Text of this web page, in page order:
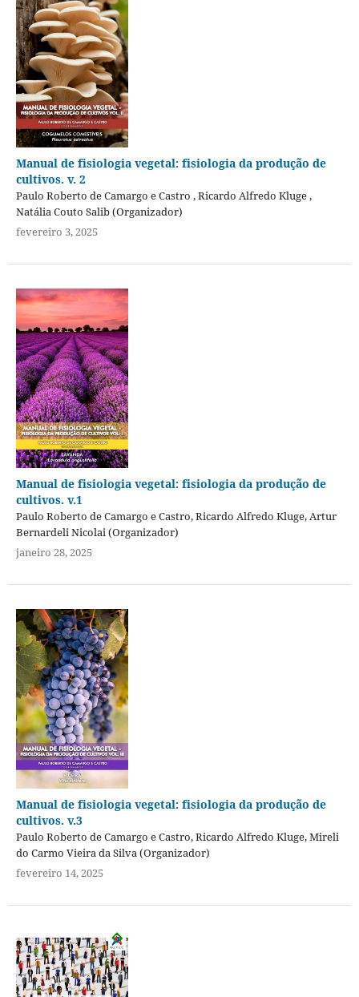
Manual de fisiologia vegetal: fisiologia da produção de
cultivos. v. 2
Paulo Roberto de Camargo e Castro , Ricardo Alfredo Kluge ,
Natália Couto Salib (Organizador)
fevereiro 3, 2025
Manual de fisiologia vegetal: fisiologia da produção de
cultivos. v.1
Paulo Roberto de Camargo e Castro, Ricardo Alfredo Kluge, Artur
Bernardeli Nicolai (Organizador)
janeiro 28, 2025
Manual de fisiologia vegetal: fisiologia da produção de
cultivos. v.3
Paulo Roberto de Camargo e Castro, Ricardo Alfredo Kluge, Mireli
do Carmo Vieira da Silva (Organizador)
fevereiro 14, 2025